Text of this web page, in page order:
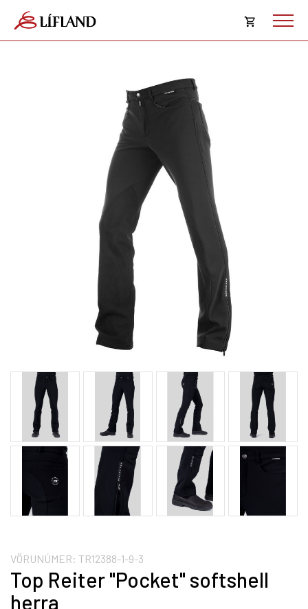
Opna
VÖRUNÚMER: TR12388-1-9-3
Top Reiter "Pocket" softshell
herra